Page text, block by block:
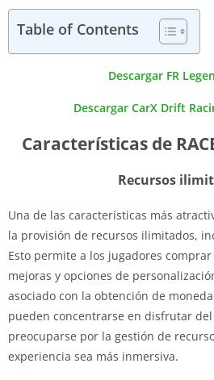
Table of Contents
Descargar FR
Descargar CarX Drift
Características de
Recursos
Una de las características más
la provisión de recursos ilimitados,
Esto permite a los jugadores
mejoras y opciones de
asociado con la obtención de
pueden concentrarse en disfrutar
preocuparse por la gestión de
experiencia sea más inmersiva.